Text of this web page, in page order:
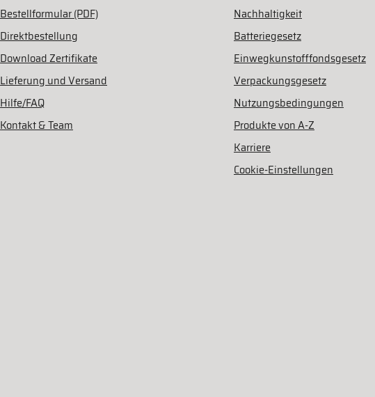
Bestellformular (PDF)
Direktbestellung
Download Zertifikate
Lieferung und Versand
Hilfe/FAQ
Kontakt & Team
Nachhaltigkeit
Batteriegesetz
Einwegkunstofffondsgesetz
Verpackungsgesetz
Nutzungsbedingungen
Produkte von A-Z
Karriere
Cookie-Einstellungen